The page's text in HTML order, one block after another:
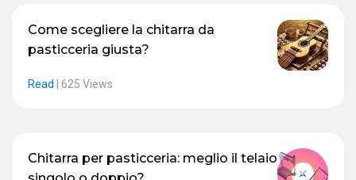
Come scegliere la chitarra da
pasticceria giusta?
Read 625 Views
Chitarra per pasticceria: meglio il telaio